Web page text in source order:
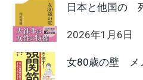
日本と他国の
2026年1月6日
女80歳の壁 メ